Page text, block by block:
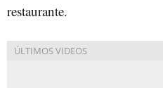
restaurante.